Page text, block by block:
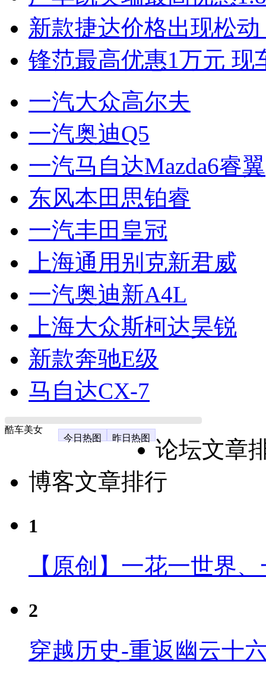
新款捷达价格出现松
锋范最高优惠1万元 现
一汽大众高尔夫
一汽奥迪Q5
一汽马自达Mazda6睿翼
东风本田思铂睿
一汽丰田皇冠
上海通用别克新君威
一汽奥迪新A4L
上海大众斯柯达昊锐
新款奔驰E级
马自达CX-7
酷车美女
今日热图
昨日热图
论坛文章
博客文章排行
1
【原创】一花一世界
2
穿越历史-重返幽云十